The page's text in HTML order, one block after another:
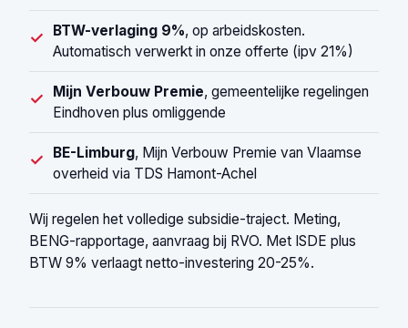
✓ BTW-verlaging 9%, op arbeidskosten.
Automatisch verwerkt in onze offerte (ipv 21%)
✓ Mijn Verbouw Premie, gemeentelijke regelingen
Eindhoven plus omliggende
✓ BE-Limburg, Mijn Verbouw Premie van Vlaamse
overheid via TDS Hamont-Achel
Wij regelen het volledige subsidie-traject. Meting,
BENG-rapportage, aanvraag bij RVO. Met ISDE plus
BTW 9% verlaagt netto-investering 20-25%.